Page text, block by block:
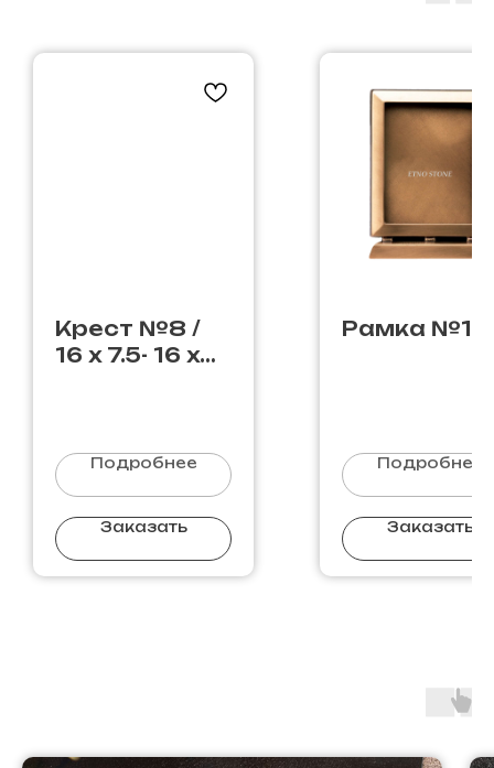
Крест №8 /
16 х 7.5- 16 х
Подробнее
Заказать
Рамка №14
Подробнее
Заказать